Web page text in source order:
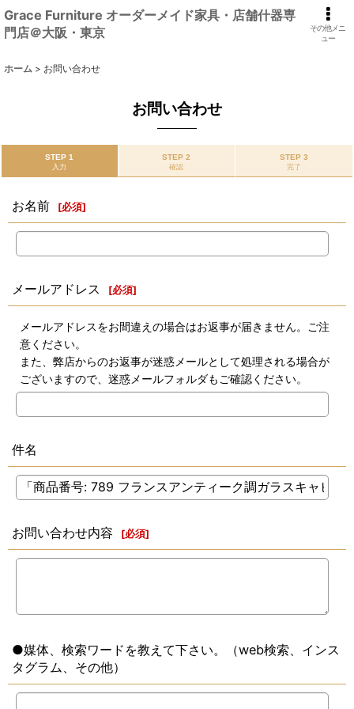
Grace Furniture オーダーメイド家具・店舗什器専
門店＠大阪・東京
その他メニ
ュー
ホーム > お問い合わせ
お問い合わせ
STEP 1
入力
STEP 2
確認
STEP 3
完了
お名前 [必須]
メールアドレス [必須]
メールアドレスをお間違えの場合はお返事が届きません。ご注
意ください。
また、弊店からのお返事が迷惑メールとして処理される場合が
ございますので、迷惑メールフォルダもご確認ください。
件名
お問い合わせ内容 [必須]
●媒体、検索ワードを教えて下さい。（web検索、インス
タグラム、その他）